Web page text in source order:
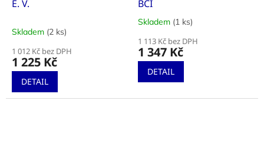
E. V.
Skladem (2 ks)
1 012 Kč bez DPH
1 225 Kč
DETAIL
BCI
Průměrné
produktu
je
5,0
hvězdiček.
Skladem (1 ks)
1 113 Kč bez DPH
1 347 Kč
DETAIL